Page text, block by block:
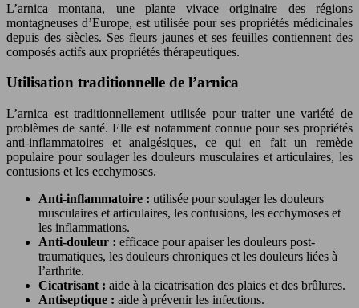
L’arnica montana, une plante vivace originaire des régions
montagneuses d’Europe, est utilisée pour ses propriétés médicinales
depuis des siècles. Ses fleurs jaunes et ses feuilles contiennent des
composés actifs aux propriétés thérapeutiques.
Utilisation traditionnelle de l’arnica
L’arnica est traditionnellement utilisée pour traiter une variété de
problèmes de santé. Elle est notamment connue pour ses propriétés
anti-inflammatoires et analgésiques, ce qui en fait un remède
populaire pour soulager les douleurs musculaires et articulaires, les
contusions et les ecchymoses.
Anti-inflammatoire : utilisée pour soulager les douleurs
musculaires et articulaires, les contusions, les ecchymoses et
les inflammations.
Anti-douleur : efficace pour apaiser les douleurs post-
traumatiques, les douleurs chroniques et les douleurs liées à
l’arthrite.
Cicatrisant : aide à la cicatrisation des plaies et des brûlures.
Antiseptique : aide à prévenir les infections.